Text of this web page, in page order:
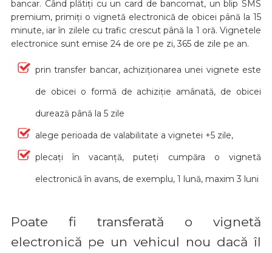
bancar. Când plătiți cu un card de bancomat, un blip SMS
premium, primiți o vignetă electronică de obicei până la 15
minute, iar în zilele cu trafic crescut până la 1 oră. Vignetele
electronice sunt emise 24 de ore pe zi, 365 de zile pe an.
prin transfer bancar, achiziționarea unei vignete este
de obicei o formă de achiziție amânată, de obicei
durează până la 5 zile
alege perioada de valabilitate a vignetei +5 zile,
plecați în vacanță, puteți cumpăra o vignetă
electronică în avans, de exemplu, 1 lună, maxim 3 luni
Poate fi transferată o vignetă
electronică pe un vehicul nou dacă îl